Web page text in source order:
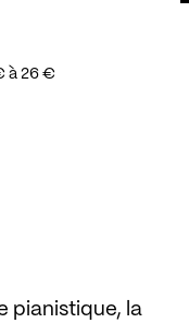
à 26 €
pianistique, la